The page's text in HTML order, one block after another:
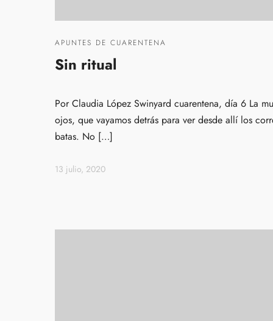
APUNTES DE CUARENTENA
Sin ritual
Por Claudia López Swinyard cuarentena, día 6 La
ojos, que vayamos detrás para ver desde allí los
batas. No […]
13 julio, 2020